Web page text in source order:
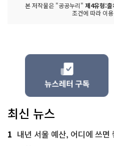
본 저작물은 "공공누리" 제4유형:출
조건에 따라 이
최신 뉴스
1 내년 서울 예산, 어디에 쓰면